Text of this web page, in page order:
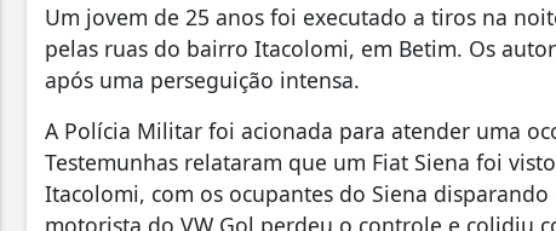
Um jovem de 25 anos foi executado a tiros na
pelas ruas do bairro Itacolomi, em Betim. Os
após uma perseguição intensa.
A Polícia Militar foi acionada para atender uma
Testemunhas relataram que um Fiat Siena foi
Itacolomi, com os ocupantes do Siena
motorista do VW Gol perdeu o controle e colidiu